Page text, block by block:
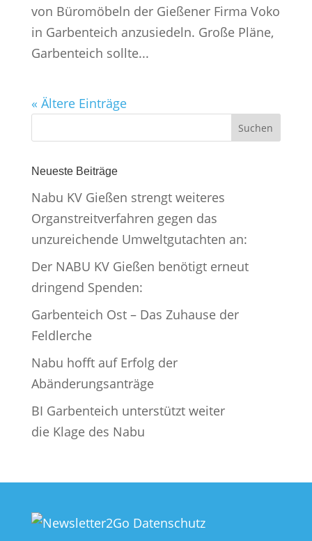
von Büromöbeln der Gießener Firma Voko
in Garbenteich anzusiedeln. Große Pläne,
Garbenteich sollte...
« Ältere Einträge
Neueste Beiträge
Nabu KV Gießen strengt weiteres
Organstreitverfahren gegen das
unzureichende Umweltgutachten an:
Der NABU KV Gießen benötigt erneut
dringend Spenden:
Garbenteich Ost – Das Zuhause der
Feldlerche
Nabu hofft auf Erfolg der
Abänderungsanträge
BI Garbenteich unterstützt weiter
die Klage des Nabu